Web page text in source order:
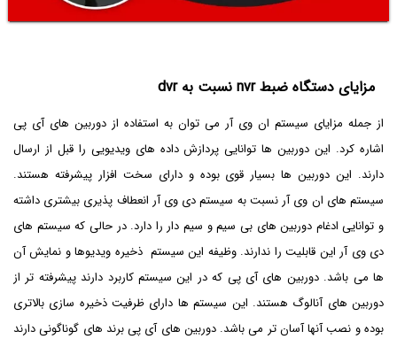
مزایای دستگاه ضبط nvr نسبت به dvr
از جمله مزایای سیستم ان وی آر می توان به استفاده از دوربین های آی پی
اشاره کرد. این دوربین ها توانایی پردازش داده های ویدیویی را قبل از ارسال
دارند. این دوربین ها بسیار قوی بوده و دارای سخت افزار پیشرفته هستند.
سیستم های ان وی آر نسبت به سیستم دی وی آر انعطاف پذیری بیشتری داشته
و توانایی ادغام دوربین های بی سیم و سیم دار را دارد. در حالی که سیستم های
دی وی آر این قابلیت را ندارند. وظیفه این سیستم ذخیره ویدیوها و نمایش آن
ها می باشد‌. دوربین های آی پی که در این سیستم کاربرد دارند پیشرفته تر از
دوربین های آنالوگ هستند. این سیستم ها دارای ظرفیت ذخیره سازی بالاتری
بوده و نصب آنها آسان تر می باشد. دوربین های آی پی برند های گوناگونی دارند